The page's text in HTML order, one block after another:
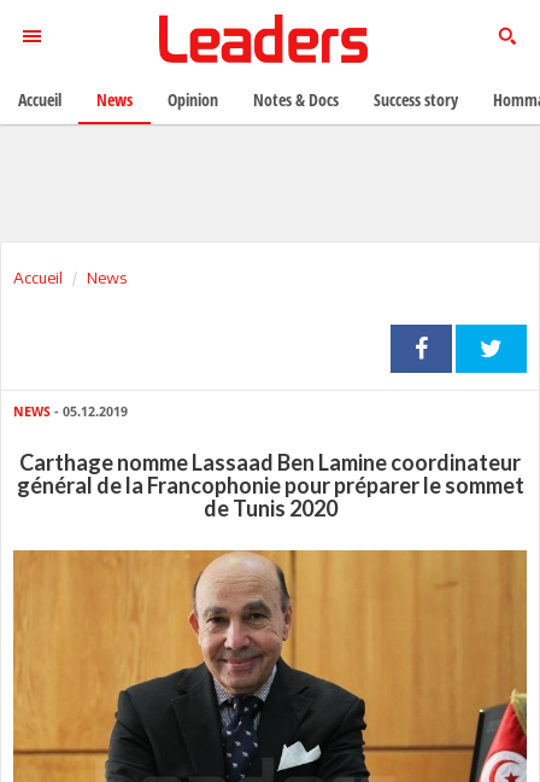
Accueil News
NEWS - 05.12.2019
Carthage nomme Lassaad Ben Lamine coordinateur
général de la Francophonie pour préparer le sommet
de Tunis 2020
Accueil News Opinion Notes & Docs Success story